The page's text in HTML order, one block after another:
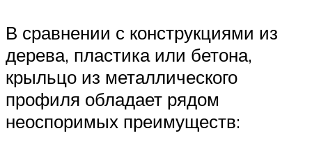
В сравнении с конструкциями из
дерева, пластика или бетона,
крыльцо из металлического
профиля обладает рядом
неоспоримых преимуществ: